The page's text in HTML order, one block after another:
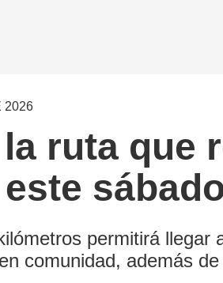
2026
ruta que
permitirá
comunidad, además